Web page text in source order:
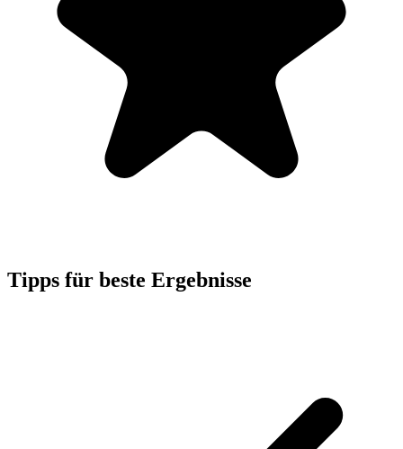
Tipps für beste Ergebnisse